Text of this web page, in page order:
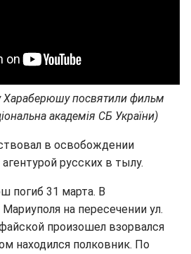
Хараберюшу посвятили фильм
академія СБ України)
в освобождении
русских в тылу.
погиб 31 марта. В
на пересечении ул.
произошел взорвался
находился полковник. По